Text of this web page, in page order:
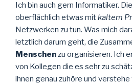
Ich bin auch gern Informatiker.
oberflächlich etwas mitkaltem
Netzwerken zu tun. Was mich
letztlich darum geht, die
Menschenzu organisieren. Ich
von Kollegen die es sehr zu
ihnen genau zuhöre und